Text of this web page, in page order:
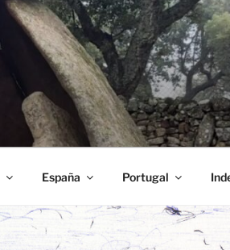
España Portugal